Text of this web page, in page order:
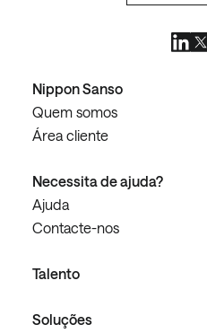
Nippon Sanso
Quem somos
Área cliente
Necessita de ajuda?
Ajuda
Contacte-nos
Talento
Soluções